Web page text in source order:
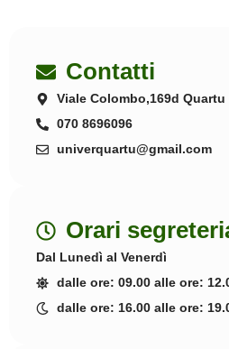
Contatti
Viale Colombo,169d Quartu
070 8696096
univerquartu@gmail.com
Orari
Dal Lunedì al Venerdì
dalle ore: 09.00 alle ore:
dalle ore: 16.00 alle ore: